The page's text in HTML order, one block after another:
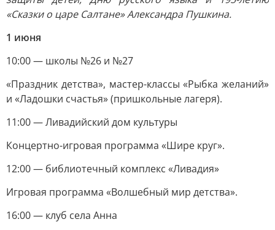
«Сказки о царе Салтане» Александра Пушкина.
1 июня
10:00 — школы №26 и №27
«Праздник детства», мастер-классы «Рыбка желаний»
и «Ладошки счастья» (пришкольные лагеря).
11:00 — Ливадийский дом культуры
Концертно-игровая программа «Шире круг».
12:00 — библиотечный комплекс «Ливадия»
Игровая программа «Волшебный мир детства».
16:00 — клуб села Анна